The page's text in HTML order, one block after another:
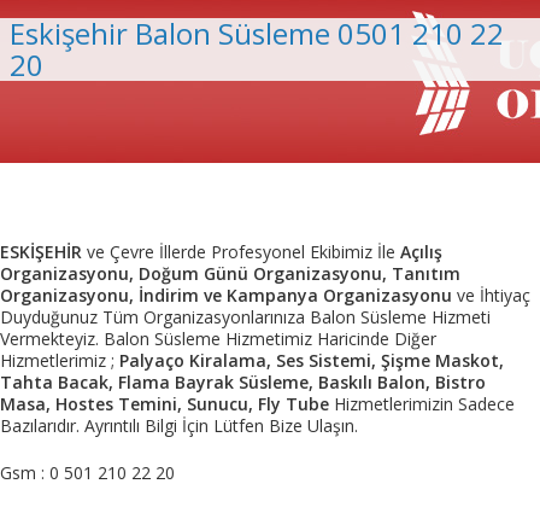
Hizmetlerimiz
Organizasyon
Eskişehir Balon Süsleme 0501 210 22
20
ESKİŞEHİR ve Çevre İllerde Profesyonel Ekibimiz İle Açılış
Organizasyonu, Doğum Günü Organizasyonu, Tanıtım
Organizasyonu, İndirim ve Kampanya Organizasyonu ve İhtiyaç
Duyduğunuz Tüm Organizasyonlarınıza Balon Süsleme Hizmeti
Vermekteyiz. Balon Süsleme Hizmetimiz Haricinde Diğer
Hizmetlerimiz ; Palyaço Kiralama, Ses Sistemi, Şişme Maskot,
Tahta Bacak, Flama Bayrak Süsleme, Baskılı Balon, Bistro
Masa, Hostes Temini, Sunucu, Fly Tube Hizmetlerimizin Sadece
Bazılarıdır. Ayrıntılı Bilgi İçin Lütfen Bize Ulaşın.
Gsm : 0 501 210 22 20